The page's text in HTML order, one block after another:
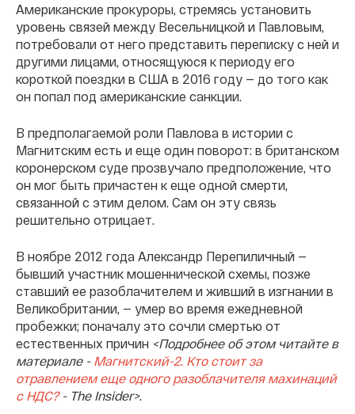
Американские прокуроры, стремясь установить
уровень связей между Весельницкой и Павловым,
потребовали от него представить переписку с ней и
другими лицами, относящуюся к периоду его
короткой поездки в США в 2016 году — до того как
он попал под американские санкции.
В предполагаемой роли Павлова в истории с
Магнитским есть и еще один поворот: в британском
коронерском суде прозвучало предположение, что
он мог быть причастен к еще одной смерти,
связанной с этим делом. Сам он эту связь
решительно отрицает.
В ноябре 2012 года Александр Перепиличный —
бывший участник мошеннической схемы, позже
ставший ее разоблачителем и живший в изгнании в
Великобритании, — умер во время ежедневной
пробежки; поначалу это сочли смертью от
естественных причин <Подробнее об этом читайте в
материале - Магнитский-2. Кто стоит за
отравлением еще одного разоблачителя махинаций
с НДС?- The Insider>.